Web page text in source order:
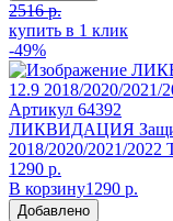
2516 р.
купить в 1 клик
-49%
Артикул 64392
ЛИКВИДАЦИЯ
2018/2020/2021/2022
1290 р.
В корзину1290 р.
Добавлено